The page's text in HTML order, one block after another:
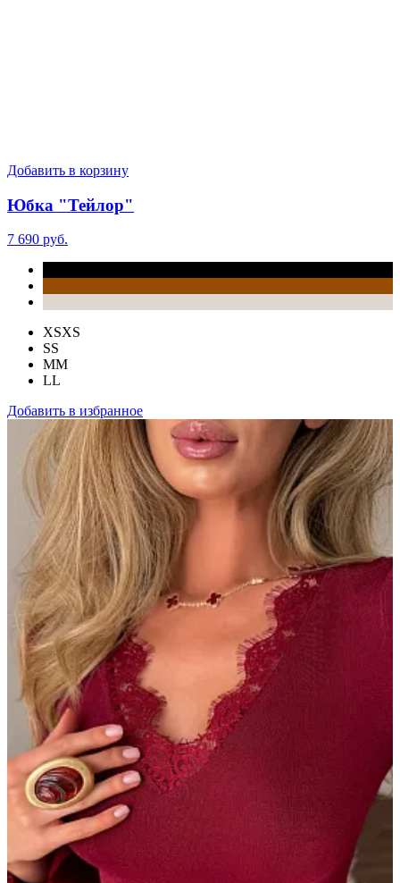
Добавить в корзину
Юбка "Тейлор"
7 690 руб.
XSXS
SS
MM
LL
Добавить в избранное